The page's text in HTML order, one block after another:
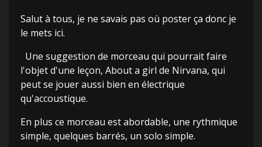
Salut à tous, je ne savais pas où poster ça donc je
le mets ici.
Une suggestion de morceau qui pourrait faire
l'objet d'une leçon, About a girl de Nirvana, qui
peut se jouer aussi bien en électrique
qu'accoustique.
En plus ce morceau est abordable, une rythmique
simple, quelques barrés, un solo simple.